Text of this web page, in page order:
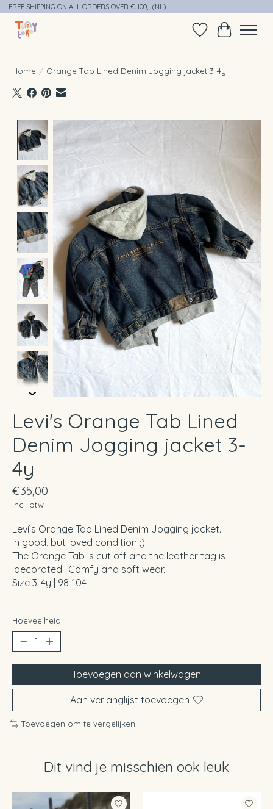
FREE SHIPPING ON ALL ORDERS OVER € 100,- (NL)
Verlanglijst
Home / Orange Tab Lined Denim Jogging jacket 3-4y
Product image slideshow Items
Levi's Orange Tab Lined
Denim Jogging jacket 3-
4y
€35,00
Incl. btw
Levi’s Orange Tab Lined Denim Jogging jacket.
In good, but loved condition ;)
The Orange Tab is cut off and the leather tag is
‘decorated’. Comfy and soft wear.
Size 3-4y | 98-104
Hoeveelheid:
Toevoegen aan winkelwagen
Aan verlanglijst toevoegen
Toevoegen om te vergelijken
Dit vind je misschien ook leuk
Items van productcarrousel